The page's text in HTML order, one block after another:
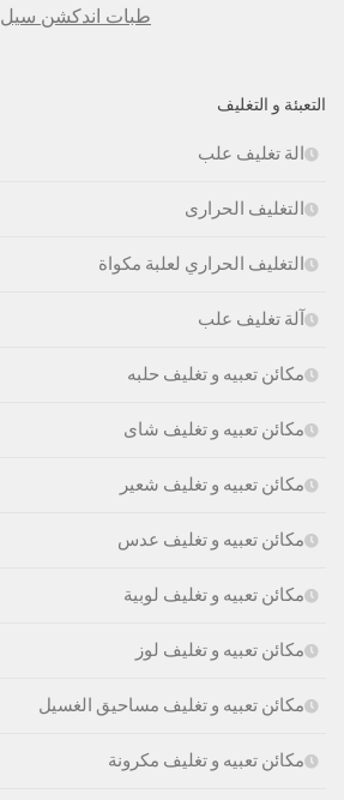
طبات اندكشن سيل
التعبئة و التغليف
الة تغليف علب
التغليف الحرارى
التغليف الحراري لعلبة مكواة
آلة تغليف علب
مكائن تعبيه و تغليف حلبه
مكائن تعبيه و تغليف شاى
مكائن تعبيه و تغليف شعير
مكائن تعبيه و تغليف عدس
مكائن تعبيه و تغليف لوبية
مكائن تعبيه و تغليف لوز
مكائن تعبيه و تغليف مساحيق الغسيل
مكائن تعبيه و تغليف مكرونة